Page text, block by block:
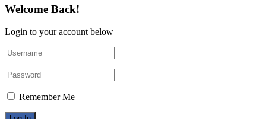
Welcome Back!
Login to your account below
Remember Me